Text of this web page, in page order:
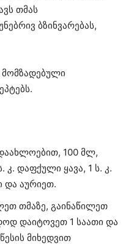
თმას
ბზინვარებას,
მომზადებული
100 მლ,
დაფქული ყავა, 1 ს. კ.
და აურიეთ.
თმაზე, გაინაწილეთ
დაიტოვეთ 1 საათი და
მიხედვით